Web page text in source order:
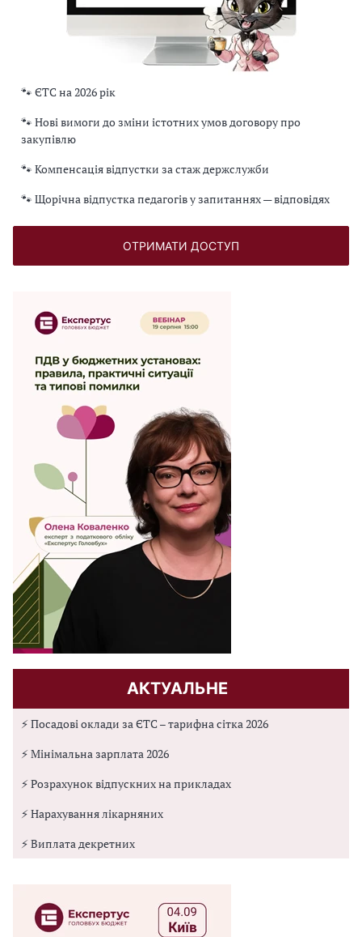
🐾 ЄТС на 2026 рік
🐾 Нові вимоги до зміни істотних умов договору про
закупівлю
🐾 Компенсація відпустки за стаж держслужби
🐾 Щорічна відпустка педагогів у запитаннях — відповідях
ОТРИМАТИ ДОСТУП
АКТУАЛЬНЕ
⚡ Посадові оклади за ЄТС – тарифна сітка 2026
⚡ Мінімальна зарплата 2026
⚡ Розрахунок відпускних на прикладах
⚡ Нарахування лікарняних
⚡ Виплата декретних